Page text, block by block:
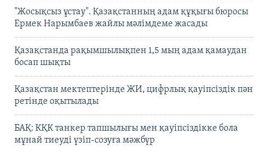
"Жосықсыз ұстау". Қазақстанның адам құқығы бюросы
Ермек Нарымбаев жайлы мәлімдеме жасады
Қазақстанда рақымшылықпен 1,5 мың адам қамаудан
босап шықты
Қазақстан мектептерінде ЖИ, цифрлық қауіпсіздік пән
ретінде оқытылады
БАҚ: КҚК танкер тапшылығы мен қауіпсіздікке бола
мұнай тиеуді үзіп-созуға мәжбүр